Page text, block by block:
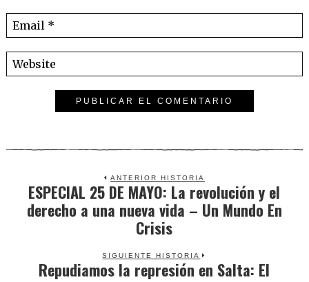
ANTERIOR HISTORIA
Previous
post:
ESPECIAL 25 DE MAYO: La revolución y el
derecho a una nueva vida – Un Mundo En
Crisis
SIGUIENTE HISTORIA
Next
Repudiamos la represión en Salta: El